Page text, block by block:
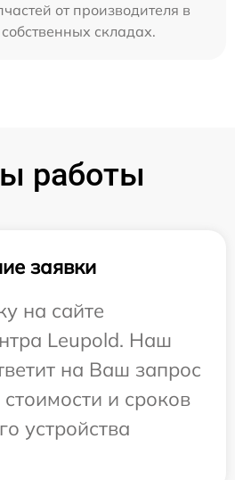
от производителя в
складах.
работы
заявки
на сайте
Leupold. Наш
на Ваш запрос
и сроков
устройства